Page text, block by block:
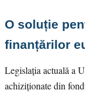
O soluție
finanțărilor
Legislația actuală a
achiziționate din